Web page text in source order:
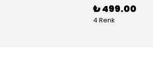
₺ 499.00
4 Renk